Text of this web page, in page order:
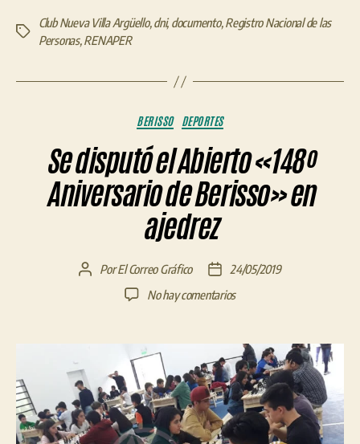
Etiquetas
Club Nueva Villa Argüello,dni, documento,Registro Nacional de las
Personas,RENAPER
Categorías
BERISSO DEPORTES
Se disputó el Abierto «148º
Aniversario de Berisso» en
ajedrez
AutorPorEl Correo Gráfico
Fecha
de
24/05/2019
No hay comentariosen
el
Abierto
«148º
Aniversario
de
Berisso»